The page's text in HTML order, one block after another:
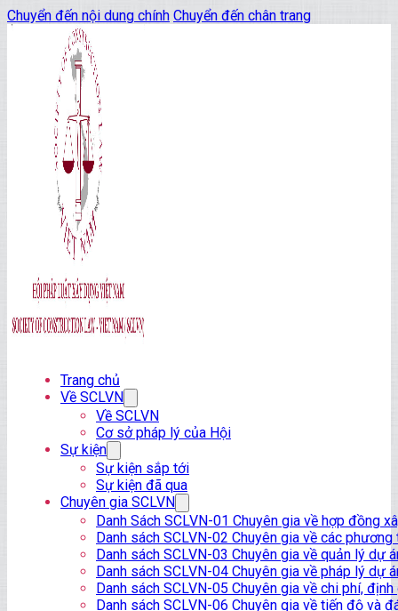
Chuyển đến nội dung chính Chuyển đến chân trang
Trang chủ
Về SCLVN
Về SCLVN
Cơ sở pháp lý của Hội
Sự kiện
Sự kiện sắp tới
Sự kiện đã qua
Chuyên gia SCLVN
Danh Sách SCLVN-01 Chuyên gia về hợp đồng
Danh sách SCLVN-02 Chuyên gia về các
Danh sách SCLVN-03 Chuyên gia về quản lý dự
Danh sách SCLVN-04 Chuyên gia về pháp lý dự
Danh sách SCLVN-05 Chuyên gia về chi phí,
Danh sách SCLVN-06 Chuyên gia về tiến độ và